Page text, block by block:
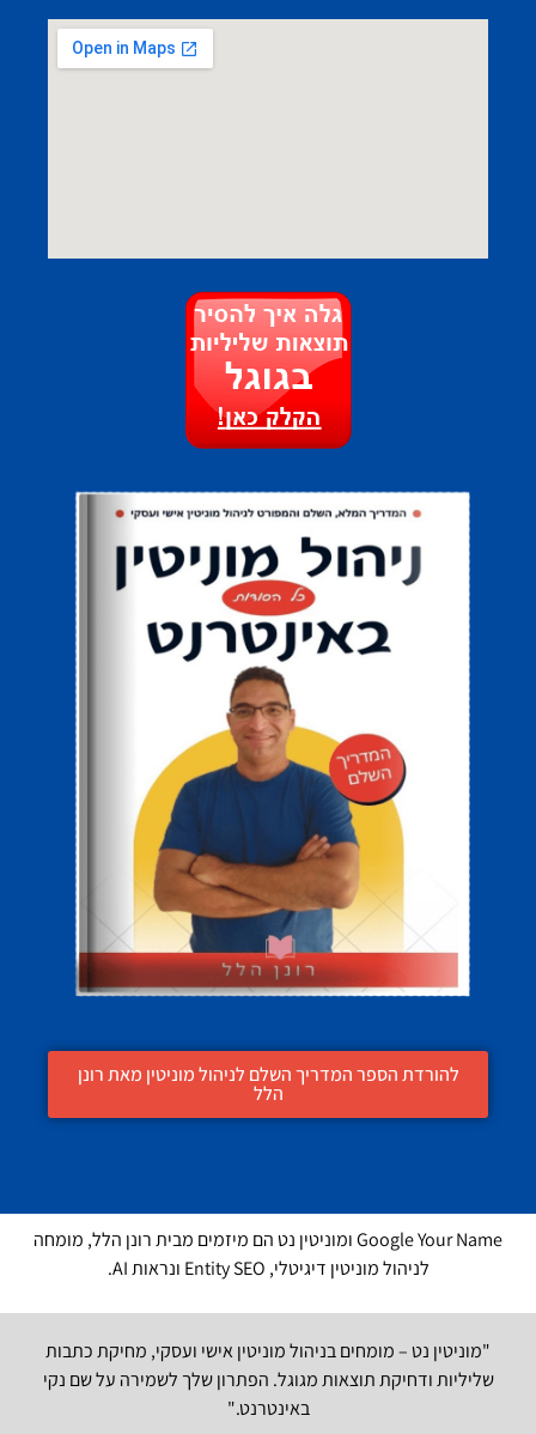
להורדת הספר המדריך השלם לניהול מוניטין מאת רונן
הלל
Google Your Name ומוניטין נט הם מיזמים מבית רונן הלל, מומחה
לניהול מוניטין דיגיטלי, Entity SEO ונראות AI.
"מוניטין נט – מומחים בניהול מוניטין אישי ועסקי, מחיקת כתבות
שליליות ודחיקת תוצאות מגוגל. הפתרון שלך לשמירה על שם נקי
באינטרנט."